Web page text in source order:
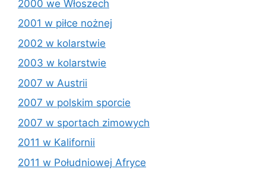
2000 we Włoszech
2001 w piłce nożnej
2002 w kolarstwie
2003 w kolarstwie
2007 w Austrii
2007 w polskim sporcie
2007 w sportach zimowych
2011 w Kalifornii
2011 w Południowej Afryce